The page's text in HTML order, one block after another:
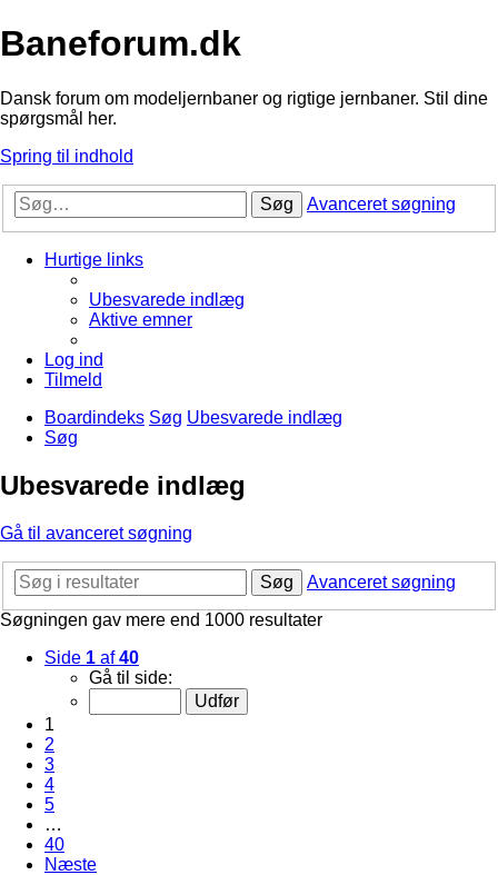
Baneforum.dk
Dansk forum om modeljernbaner og rigtige jernbaner. Stil dine
spørgsmål her.
Spring til indhold
Søg Avanceret søgning
Hurtige links
Ubesvarede indlæg
Aktive emner
Log ind
Tilmeld
Boardindeks Søg Ubesvarede indlæg
Søg
Ubesvarede indlæg
Gå til avanceret søgning
Søg
Avanceret søgning
Søgningen gav mere end 1000 resultater
Side 1 af40
Gå til side:
1
2
3
4
5
…
40
Næste